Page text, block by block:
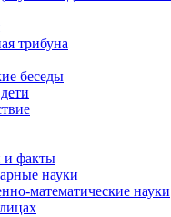
трибуна
беседы
и факты
науки
математические науки